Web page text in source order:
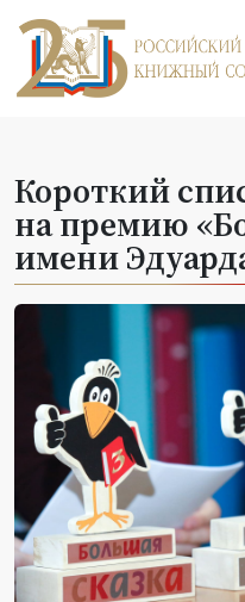
Короткий
на премию
имени